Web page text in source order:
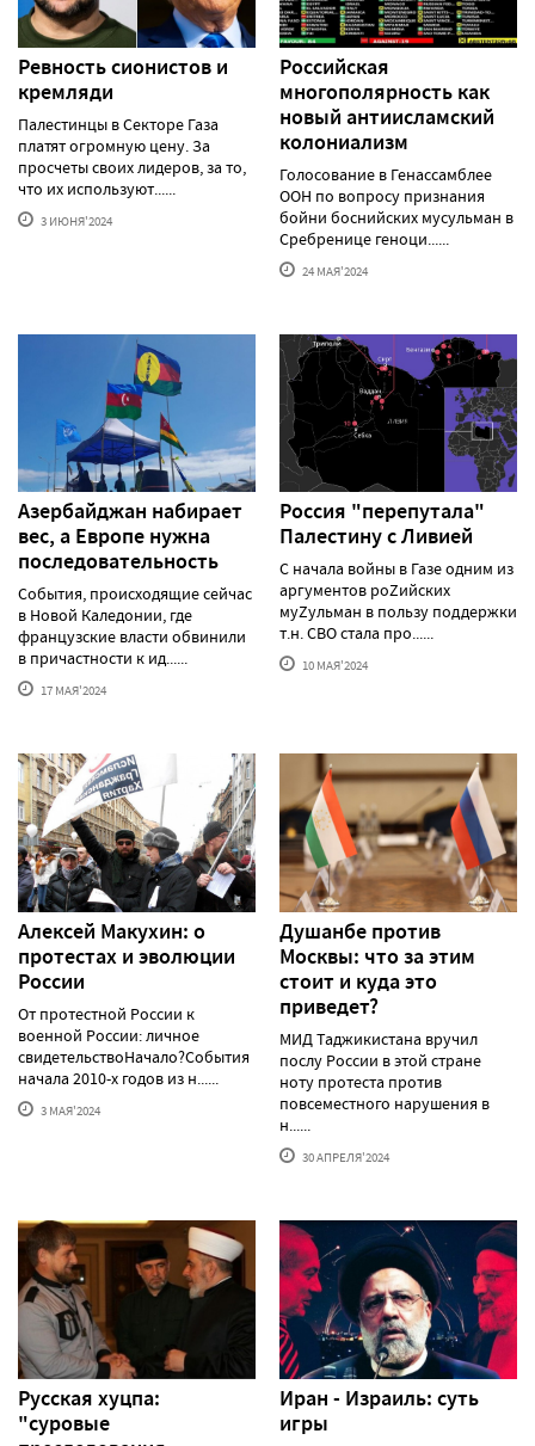
Ревность сионистов и
кремляди
Палестинцы в Секторе Газа
платят огромную цену. За
просчеты своих лидеров, за то,
что их используют......
3 ИЮНЯ'2024
Российская
многополярность как
новый антиисламский
колониализм
Голосование в Генассамблее
ООН по вопросу признания
бойни боснийских мусульман в
Сребренице геноци......
24 МАЯ'2024
Азербайджан набирает
вес, а Европе нужна
последовательность
События, происходящие сейчас
в Новой Каледонии, где
французские власти обвинили
в причастности к ид......
17 МАЯ'2024
Россия "перепутала"
Палестину с Ливией
С начала войны в Газе одним из
аргументов роZийских
муZульман в пользу поддержки
т.н. СВО стала про......
10 МАЯ'2024
Алексей Макуxин: о
протестаx и эволюции
России
От протестной России к
военной России: личное
свидетельствоНачало?События
начала 2010-х годов из н......
3 МАЯ'2024
Душанбе против
Москвы: что за этим
стоит и куда это
приведет?
МИД Таджикистана вручил
послу России в этой стране
ноту протеста против
повсеместного нарушения в
н......
30 АПРЕЛЯ'2024
Русская хуцпа:
"суровые
Иран - Израиль: суть
игры